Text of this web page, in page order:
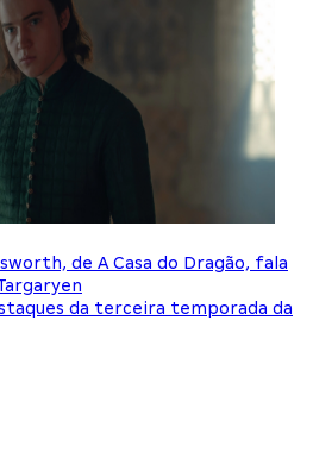
de A Casa do Dragão, fala
da terceira temporada da